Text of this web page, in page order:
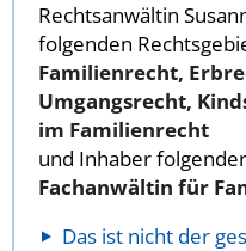
Rechtsanwältin
folgenden
Familienrecht,
Umgangsrecht,
im Familienrecht
und Inhaber
Fachanwältin für
Das ist nicht der